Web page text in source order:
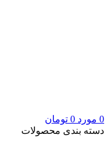
0 مورد 0 تومان
دسته بندی محصولات